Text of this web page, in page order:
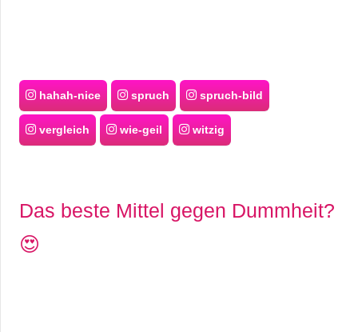
hahah-nice spruch spruch-bild
vergleich wie-geil witzig
Das beste Mittel gegen Dummheit?
😍